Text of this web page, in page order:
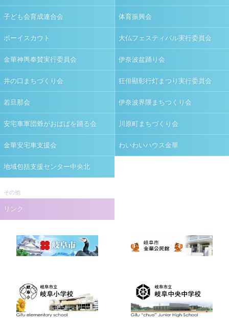
子ども会育成連合会 体育振興会
ボーイスカウト 大仏フェスティバル実行委員会
金華神輿奉賛実行委員会 伊奈波盆踊り会
井の口まちづくり会 狂俳顯彰行灯まつり実行委員会
若旦那会 伊奈波界隈まちつくり会
安宅車軍団爺がおばばを踊る会 川原町まちづくり会
金華安宅車支援会 わいわいハウス金華
地域包括支援センター中央北
その他
リンク